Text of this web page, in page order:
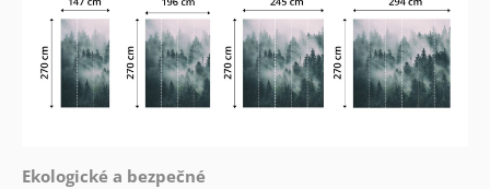
Ekologické a bezpečné